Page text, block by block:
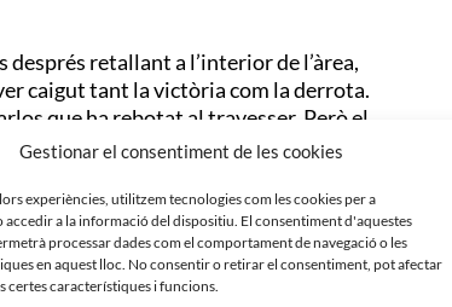
Gestionar el consentiment de les cookies
experiències, utilitzem tecnologies com les cookies per a
accedir a la informació del dispositiu. El consentiment d'aquestes
processar dades com el comportament de navegació o les
en aquest lloc. No consentir o retirar el consentiment, pot afectar
certes característiques i funcions.
retallant a l’interior de l’àrea,
caigut tant la victòria com la derrota.
que ha rebotat al travesser. Però el
innegociable.
triomf. El Sabadell tanca la jornada al
el CF Badalona.